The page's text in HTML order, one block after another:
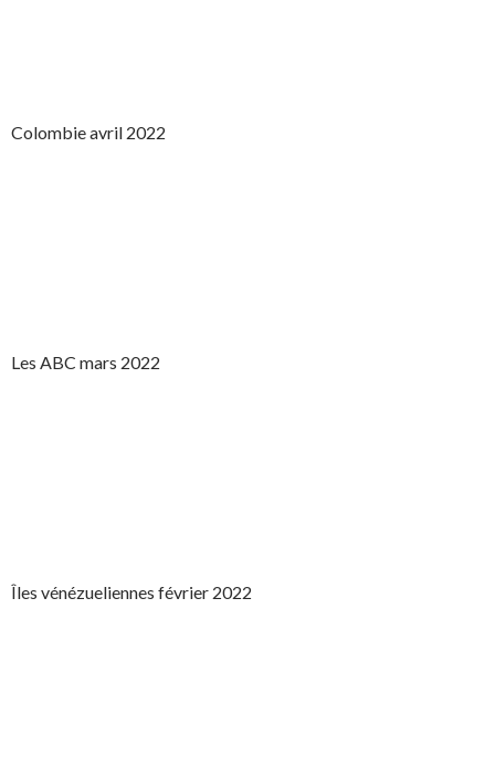
Colombie avril 2022
Les ABC mars 2022
Îles vénézueliennes février 2022